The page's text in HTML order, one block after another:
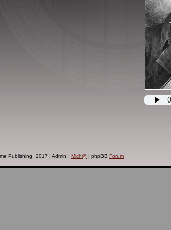
Publishing, 2017 | Admin : Mich@ | phpBB Forum